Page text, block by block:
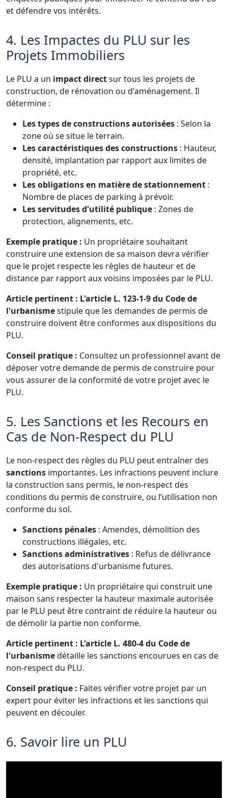
et défendre vos intérêts.
4. Les Impactes du PLU sur les
Projets Immobiliers
Le PLU a un impact directsur tous les projets de
construction, de rénovation ou d'aménagement. Il
détermine :
Les types de constructions autorisées : Selon la
zone où se situe le terrain.
Les caractéristiques des constructions : Hauteur,
densité, implantation par rapport aux limites de
propriété, etc.
Les obligations en matière de stationnement :
Nombre de places de parking à prévoir.
Les servitudes d'utilité publique : Zones de
protection, alignements, etc.
Exemple pratique : Un propriétaire souhaitant
construire une extension de sa maison devra vérifier
que le projet respecte les règles de hauteur et de
distance par rapport aux voisins imposées par le PLU.
Article pertinent : L'article L. 123-1-9 du Code de
l'urbanismestipule que les demandes de permis de
construire doivent être conformes aux dispositions du
PLU.
Conseil pratique : Consultez un professionnel avant de
déposer votre demande de permis de construire pour
vous assurer de la conformité de votre projet avec le
PLU.
5. Les Sanctions et les Recours en
Cas de Non-Respect du PLU
Le non-respect des règles du PLU peut entraîner des
sanctions importantes. Les infractions peuvent inclure
la construction sans permis, le non-respect des
conditions du permis de construire, ou l’utilisation non
conforme du sol.
Sanctions pénales : Amendes, démolition des
constructions illégales, etc.
Sanctions administratives : Refus de délivrance
des autorisations d'urbanisme futures.
Exemple pratique : Un propriétaire qui construit une
maison sans respecter la hauteur maximale autorisée
par le PLU peut être contraint de réduire la hauteur ou
de démolir la partie non conforme.
Article pertinent : L'article L. 480-4 du Code de
l'urbanismedétaille les sanctions encourues en cas de
non-respect du PLU.
Conseil pratique : Faites vérifier votre projet par un
expert pour éviter les infractions et les sanctions qui
peuvent en découler.
6. Savoir lire un PLU